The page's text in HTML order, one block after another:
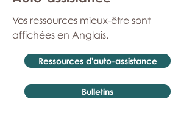
Vos ressources mieux-être sont
affichées en Anglais.
Ressources d'auto-assistance
Bulletins